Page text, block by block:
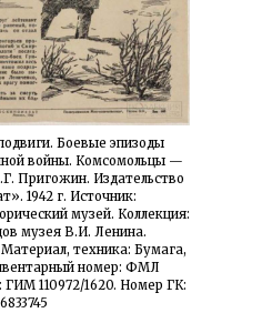
Боевые эпизоды
войны. Комсомольцы —
Пригожин. Издательство
1942 г. Источник:
музей. Коллекция:
музея В.И. Ленина.
техника: Бумага,
номер: ФМЛ
110972/1620. Номер ГК:
6833745